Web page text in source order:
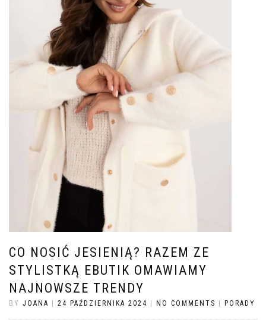
CO NOSIĆ JESIENIĄ? RAZEM ZE
STYLISTKĄ EBUTIK OMAWIAMY
NAJNOWSZE TRENDY
BY JOANA 24 PAŹDZIERNIKA 2024 NO COMMENTS PORADY